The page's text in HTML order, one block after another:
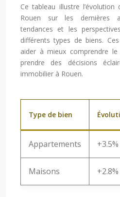
Ce tableau illustre
Rouen sur les dernières
tendances et les
différents types de biens.
aider à mieux comprendre
prendre des décisions
immobilier à Rouen.
Type de bien
Appartements +3.5%
Maisons +2.8%